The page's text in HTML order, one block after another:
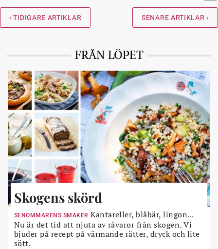
‹ TIDIGARE ARTIKLAR SENARE ARTIKLAR ›
FRÅN LÖPET
Skogens skörd
SENOMMARENS SMAKER Kantareller, blåbär, lingon...
Nu är det tid att njuta av råvaror från skogen. Vi
bjuder på recept på värmande rätter, dryck och lite
sött.